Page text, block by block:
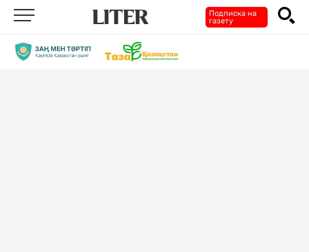
Подписка на
газету